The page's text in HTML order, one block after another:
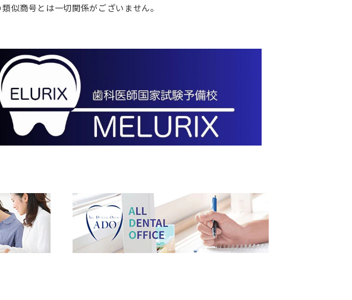
似商号とは一切関係がございません。